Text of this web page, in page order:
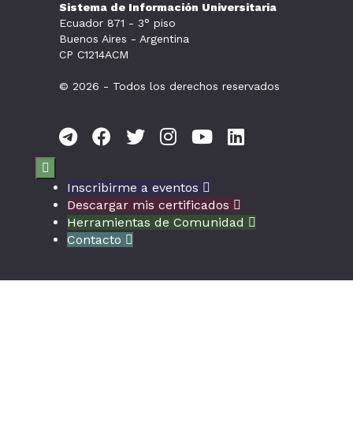
Sistema de Información Universitaria
Ecuador 871 - 3° piso
Buenos Aires - Argentina
CP C1214ACM
© 2026 - Todos los derechos reservados

Inscribirme a eventos 
Descargar mis certificados 
Herramientas de Comunidad 
Contacto 